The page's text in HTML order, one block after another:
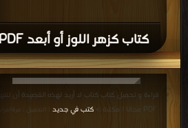
كتاب كزهر اللوز أو أبعد PDF
قراءة و تحميل كتاب كتاب لا أريد لهذه القصيدة أن تنتهي
PDF مجانا | مكتبة >
كتب في جديد | التحميل : مرة/مرات